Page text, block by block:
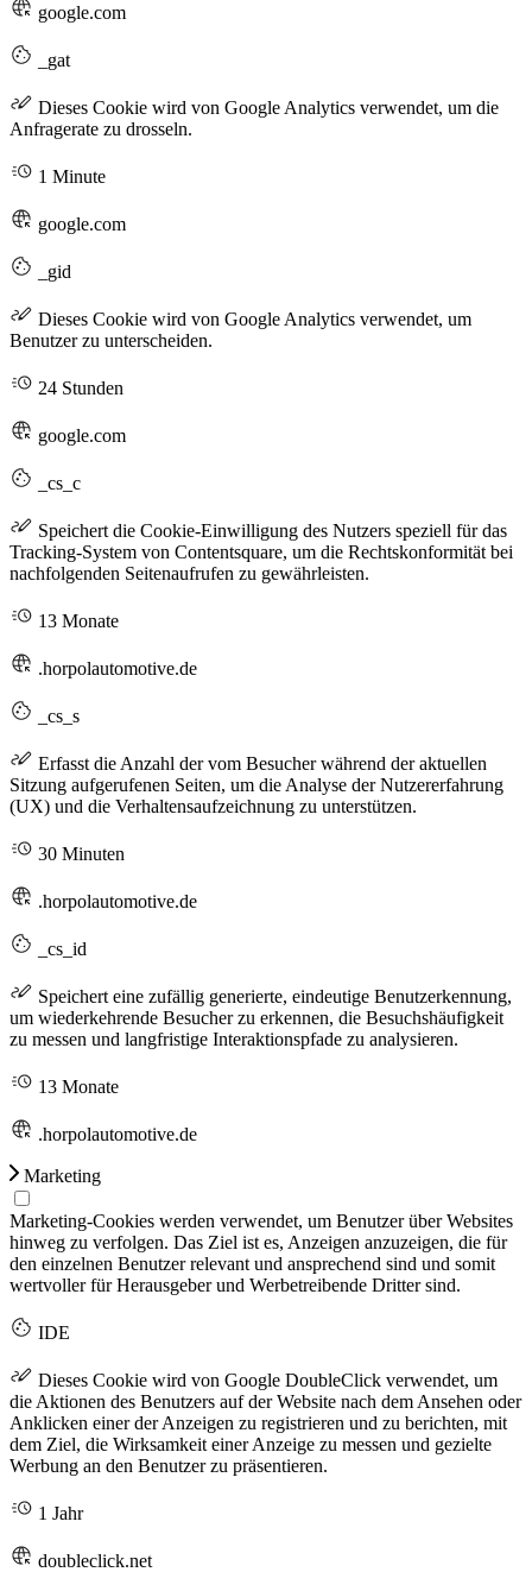
google.com
_gat
Dieses Cookie wird von Google Analytics verwendet, um die
Anfragerate zu drosseln.
1 Minute
google.com
_gid
Dieses Cookie wird von Google Analytics verwendet, um
Benutzer zu unterscheiden.
24 Stunden
google.com
_cs_c
Speichert die Cookie-Einwilligung des Nutzers speziell für das
Tracking-System von Contentsquare, um die Rechtskonformität bei
nachfolgenden Seitenaufrufen zu gewährleisten.
13 Monate
.horpolautomotive.de
_cs_s
Erfasst die Anzahl der vom Besucher während der aktuellen
Sitzung aufgerufenen Seiten, um die Analyse der Nutzererfahrung
(UX) und die Verhaltensaufzeichnung zu unterstützen.
30 Minuten
.horpolautomotive.de
_cs_id
Speichert eine zufällig generierte, eindeutige Benutzerkennung,
um wiederkehrende Besucher zu erkennen, die Besuchshäufigkeit
zu messen und langfristige Interaktionspfade zu analysieren.
13 Monate
.horpolautomotive.de
Marketing
Marketing-Cookies werden verwendet, um Benutzer über Websites
hinweg zu verfolgen. Das Ziel ist es, Anzeigen anzuzeigen, die für
den einzelnen Benutzer relevant und ansprechend sind und somit
wertvoller für Herausgeber und Werbetreibende Dritter sind.
IDE
Dieses Cookie wird von Google DoubleClick verwendet, um
die Aktionen des Benutzers auf der Website nach dem Ansehen oder
Anklicken einer der Anzeigen zu registrieren und zu berichten, mit
dem Ziel, die Wirksamkeit einer Anzeige zu messen und gezielte
Werbung an den Benutzer zu präsentieren.
1 Jahr
doubleclick.net